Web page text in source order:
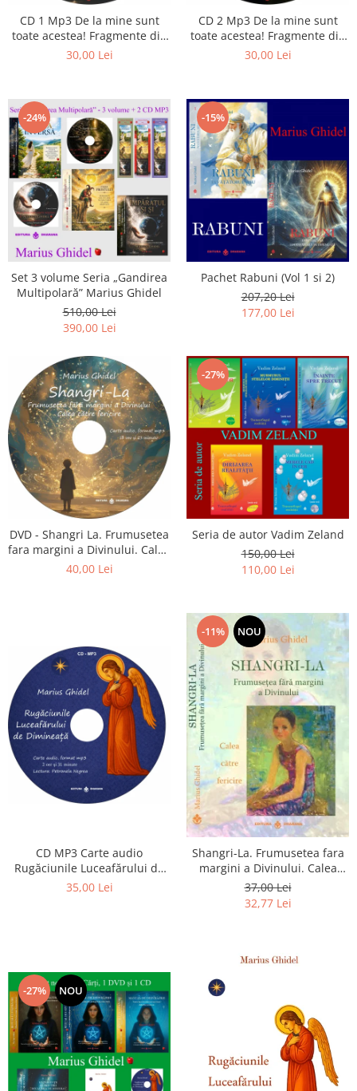
Literatura
Psihologie
Stiinta
CD 1 Mp3 De la mine sunt
toate acestea! Fragmente din
cărțile lui Marius Ghidel
30,00 Lei
CD 2 Mp3 De la mine sunt
toate acestea! Fragmente din
cărțile lui Marius Ghidel
30,00 Lei
-24%
Set 3 volume Seria „Gandirea
Multipolară” Marius Ghidel
510,00 Lei
390,00 Lei
-15%
Pachet Rabuni (Vol 1 si 2)
207,20 Lei
177,00 Lei
DVD - Shangri La. Frumusetea
fara margini a Divinului. Calea
catre fericire
40,00 Lei
-27%
Seria de autor Vadim Zeland
150,00 Lei
110,00 Lei
CD MP3 Carte audio
Rugăciunile Luceafărului de
dimineață
35,00 Lei
-11% NOU
Shangri-La. Frumusetea fara
margini a Divinului. Calea
catre fericire
37,00 Lei
32,77 Lei
-27% NOU